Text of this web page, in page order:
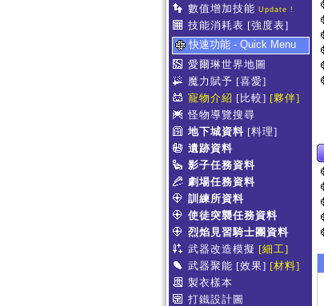
數值增加技能 Update !
技能消耗表 [強度表]
快速功能 - Quick Menu
愛爾琳世界地圖
魔力賦予 [喜愛]
寵物介紹 [比較] [夥伴]
怪物導覽搜尋
地下城資料 [料理]
遺跡資料
影子任務資料
劇場任務資料
訓練所資料
使徒突襲任務資料
烈焰見習騎士團資料
武器改造模擬 [細工]
武器聚能 [效果] [材料]
製衣樣本
打鐵設計圖